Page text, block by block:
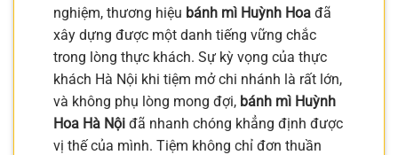
nghiệm, thương hiệu bánh mì Huỳnh Hoa đã
xây dựng được một danh tiếng vững chắc
trong lòng thực khách. Sự kỳ vọng của thực
khách Hà Nội khi tiệm mở chi nhánh là rất lớn,
và không phụ lòng mong đợi, bánh mì Huỳnh
Hoa Hà Nội đã nhanh chóng khẳng định được
vị thế của mình. Tiệm không chỉ đơn thuần